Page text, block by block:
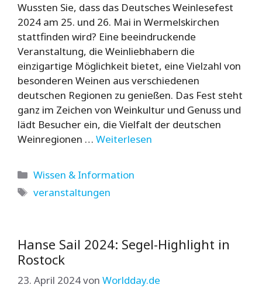
Wussten Sie, dass das Deutsches Weinlesefest
2024 am 25. und 26. Mai in Wermelskirchen
stattfinden wird? Eine beeindruckende
Veranstaltung, die Weinliebhabern die
einzigartige Möglichkeit bietet, eine Vielzahl von
besonderen Weinen aus verschiedenen
deutschen Regionen zu genießen. Das Fest steht
ganz im Zeichen von Weinkultur und Genuss und
lädt Besucher ein, die Vielfalt der deutschen
Weinregionen … Weiterlesen
Kategorien
Wissen & Information
Schlagwörter
veranstaltungen
Hanse Sail 2024: Segel-Highlight in
Rostock
23. April 2024von Worldday.de